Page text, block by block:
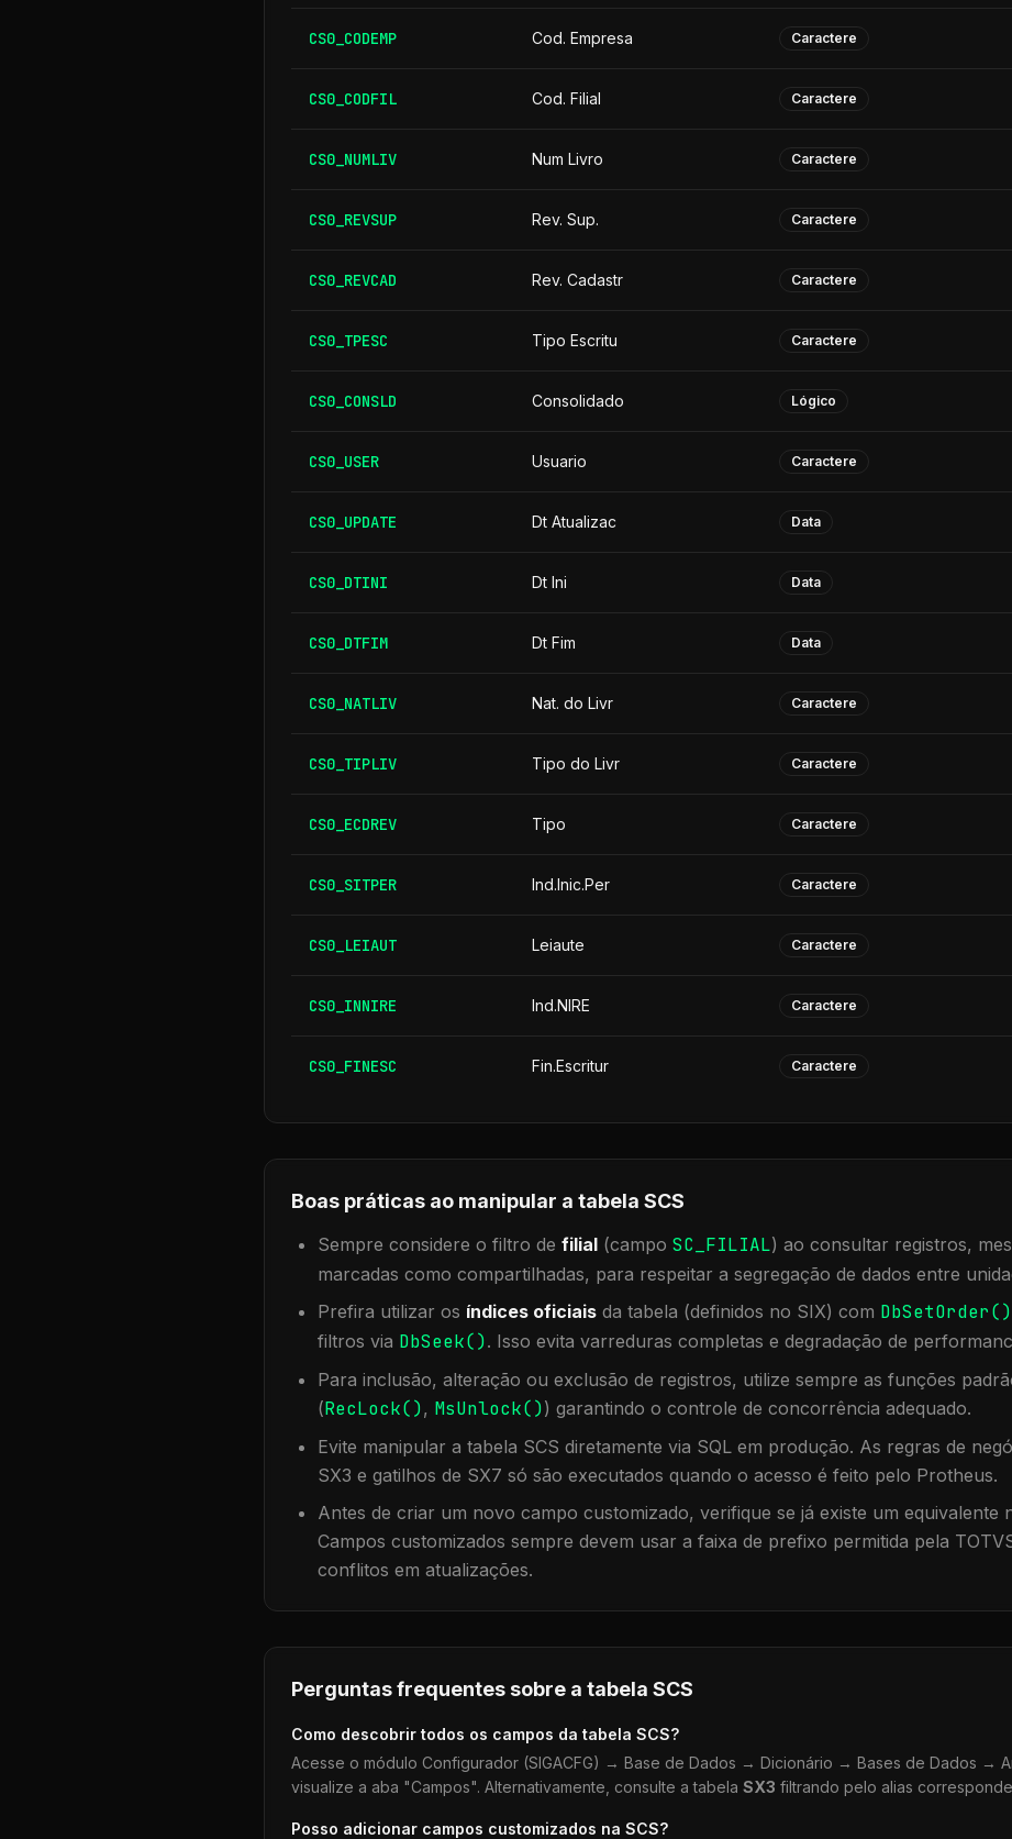
CS0_CODEMP Cod. Empresa Caractere
CS0_CODFIL Cod. Filial Caractere
CS0_NUMLIV Num Livro Caractere
CS0_REVSUP Rev. Sup. Caractere
CS0_REVCAD Rev. Cadastr Caractere
CS0_TPESC Tipo Escritu Caractere
CS0_CONSLD Consolidado Lógico
CS0_USER Usuario Caractere
CS0_UPDATE Dt Atualizac Data
CS0_DTINI Dt Ini Data
CS0_DTFIM Dt Fim Data
CS0_NATLIV Nat. do Livr Caractere
CS0_TIPLIV Tipo do Livr Caractere
CS0_ECDREV Tipo Caractere
CS0_SITPER Ind.Inic.Per Caractere
CS0_LEIAUT Leiaute Caractere
CS0_INNIRE Ind.NIRE Caractere
CS0_FINESC Fin.Escritur Caractere
Boas práticas ao manipular a tabela SCS
Sempre considere o filtro de filial (campo SC_FILIAL) ao consultar registros,
marcadas como compartilhadas, para respeitar a segregação de dados entre
Prefira utilizar os índices oficiais da tabela (definidos no SIX) com DbSetOrder()
filtros via DbSeek(). Isso evita varreduras completas e degradação de
Para inclusão, alteração ou exclusão de registros, utilize sempre as funções
(RecLock(), MsUnlock()) garantindo o controle de concorrência adequado.
Evite manipular a tabela SCS diretamente via SQL em produção. As regras de
SX3 e gatilhos de SX7 só são executados quando o acesso é feito pelo Protheus.
Antes de criar um novo campo customizado, verifique se já existe um equivalente
Campos customizados sempre devem usar a faixa de prefixo permitida pela
conflitos em atualizações.
Perguntas frequentes sobre a tabela SCS
Como descobrir todos os campos da tabela SCS?
Acesse o módulo Configurador (SIGACFG) → Base de Dados → Dicionário → Bases de Dados →
visualize a aba "Campos". Alternativamente, consulte a tabela SX3 filtrando pelo alias
Posso adicionar campos customizados na SCS?